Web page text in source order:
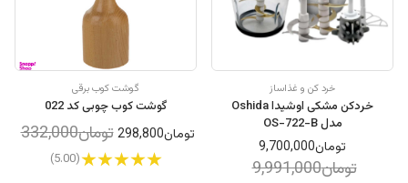
خرد کن و غذاساز
خردکن مشکی اوشیدا Oshida
مدل OS-722-B
تومان9,700,000
تومان9,991,000
گوشت کوب برقی
گوشت کوب چوبی کد 022
تومان298,800 تومان332,000
(5.00)